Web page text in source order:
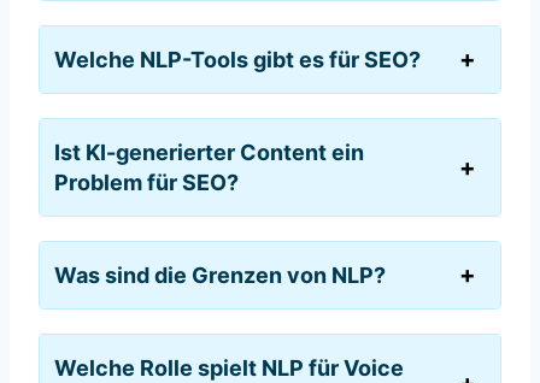
Welche NLP-Tools gibt es für SEO?
Ist KI-generierter Content ein
Problem für SEO?
Was sind die Grenzen von NLP?
Welche Rolle spielt NLP für Voice